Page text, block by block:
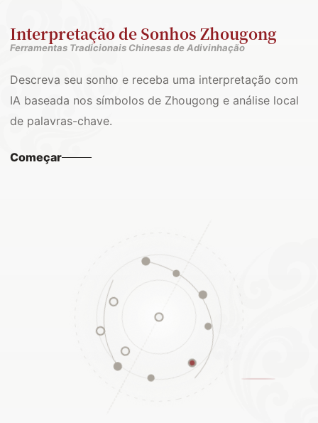
Interpretação de Sonhos Zhougong
Ferramentas Tradicionais Chinesas de Adivinhação
Descreva seu sonho e receba uma interpretação com
IA baseada nos símbolos de Zhougong e análise local
de palavras-chave.
Começar